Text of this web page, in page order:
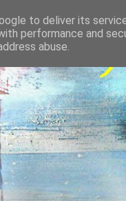
to deliver its
performance and
abuse.